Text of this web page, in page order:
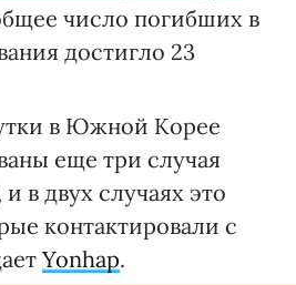
число погибших в
достигло 23
в Южной Корее
еще три случая
в двух случаях это
контактировали с
Yonhap.